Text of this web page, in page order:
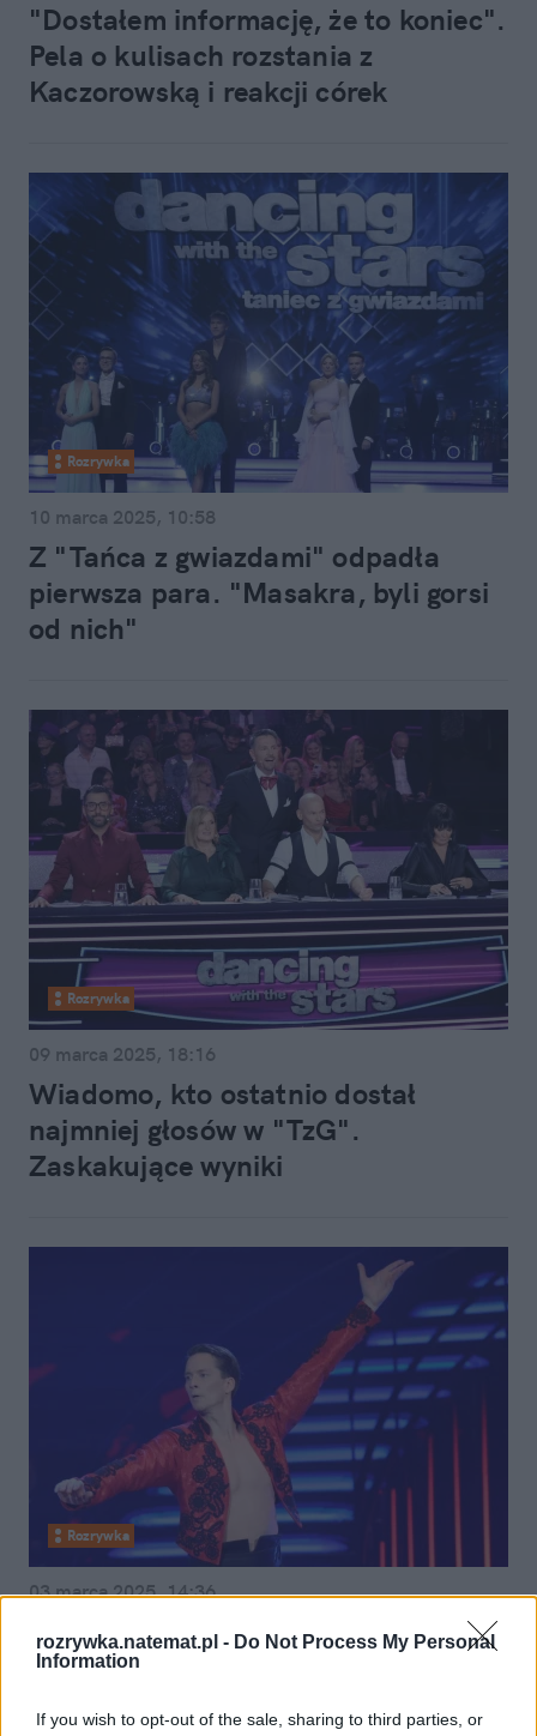
rozrywka.natemat.pl - Do Not Process My Personal
Information
If you wish to opt-out of the sale, sharing to third parties, or
"Dostałem informację, że to koniec".
Pela o kulisach rozstania z
Kaczorowską i reakcji córek
Rozrywka
10 marca 2025, 10:58
Z "Tańca z gwiazdami" odpadła
pierwsza para. "Masakra, byli gorsi
od nich"
Rozrywka
09 marca 2025, 18:16
Wiadomo, kto ostatnio dostał
najmniej głosów w "TzG".
Zaskakujące wyniki
Rozrywka
03 marca 2025, 14:36
Fani oburzeni udziałem Barczaka w
"TzG". Okazuje się, że miał już